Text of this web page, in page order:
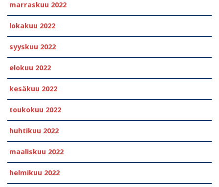
marraskuu 2022
lokakuu 2022
syyskuu 2022
elokuu 2022
kesäkuu 2022
toukokuu 2022
huhtikuu 2022
maaliskuu 2022
helmikuu 2022